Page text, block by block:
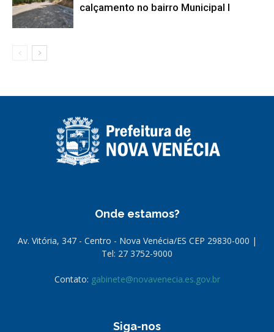
calçamento no bairro Municipal I
Onde estamos?
Av. Vitória, 347 - Centro - Nova Venécia/ES CEP 29830-000 |
Tel: 27 3752-9000
Contato: gabinete@novavenecia.es.gov.br
Siga-nos